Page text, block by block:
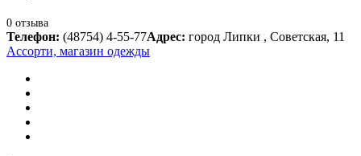
0 отзыва
Телефон: (48754) 4-55-77Адрес: город Липки , Советская, 11
Ассорти, магазин одежды